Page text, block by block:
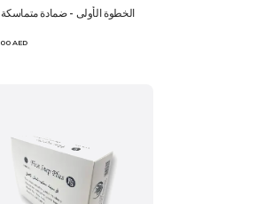
الخطوة الأولى - ضمادة متماسكة 10 سم
00 AED